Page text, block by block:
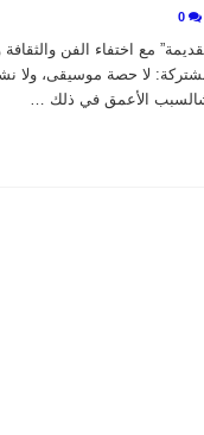
0
مع اختفاء الفن
مشتركة: لا حصة موسيقى، ولا
الأعمق في ذلك …